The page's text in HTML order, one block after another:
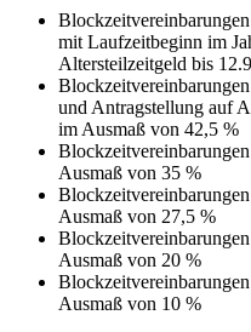
mit Laufzeitbeginn im
Altersteilzeitgeld bis
und Antragstellung auf
im Ausmaß von 42,5 %
Ausmaß von 35 %
Ausmaß von 27,5 %
Ausmaß von 20 %
Ausmaß von 10 %